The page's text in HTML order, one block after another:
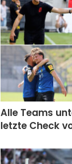
Alle Teams
letzte Check